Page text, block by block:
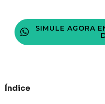
SIMULE AGORA
Índice